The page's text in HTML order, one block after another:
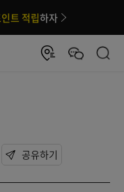
트 적립하자
공유하기